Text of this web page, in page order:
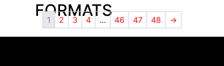
FORMATS
1 2 3 4 … 46 47 48 →